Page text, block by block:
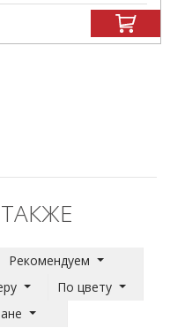
Рекомендуем
По цвету